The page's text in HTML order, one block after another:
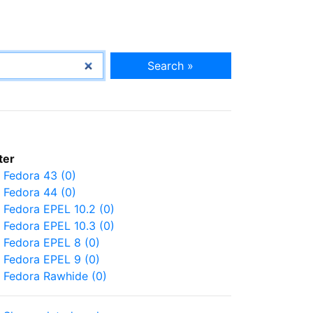
Search »
Fedora 43 (0)
Fedora 44 (0)
Fedora EPEL 10.2 (0)
Fedora EPEL 10.3 (0)
Fedora EPEL 8 (0)
Fedora EPEL 9 (0)
Fedora Rawhide (0)